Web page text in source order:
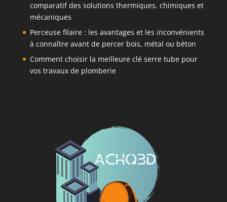
comparatif des solutions thermiques, chimiques et
mécaniques
Perceuse filaire : les avantages et les inconvénients
à connaître avant de percer bois, métal ou béton
Comment choisir la meilleure clé serre tube pour
vos travaux de plomberie